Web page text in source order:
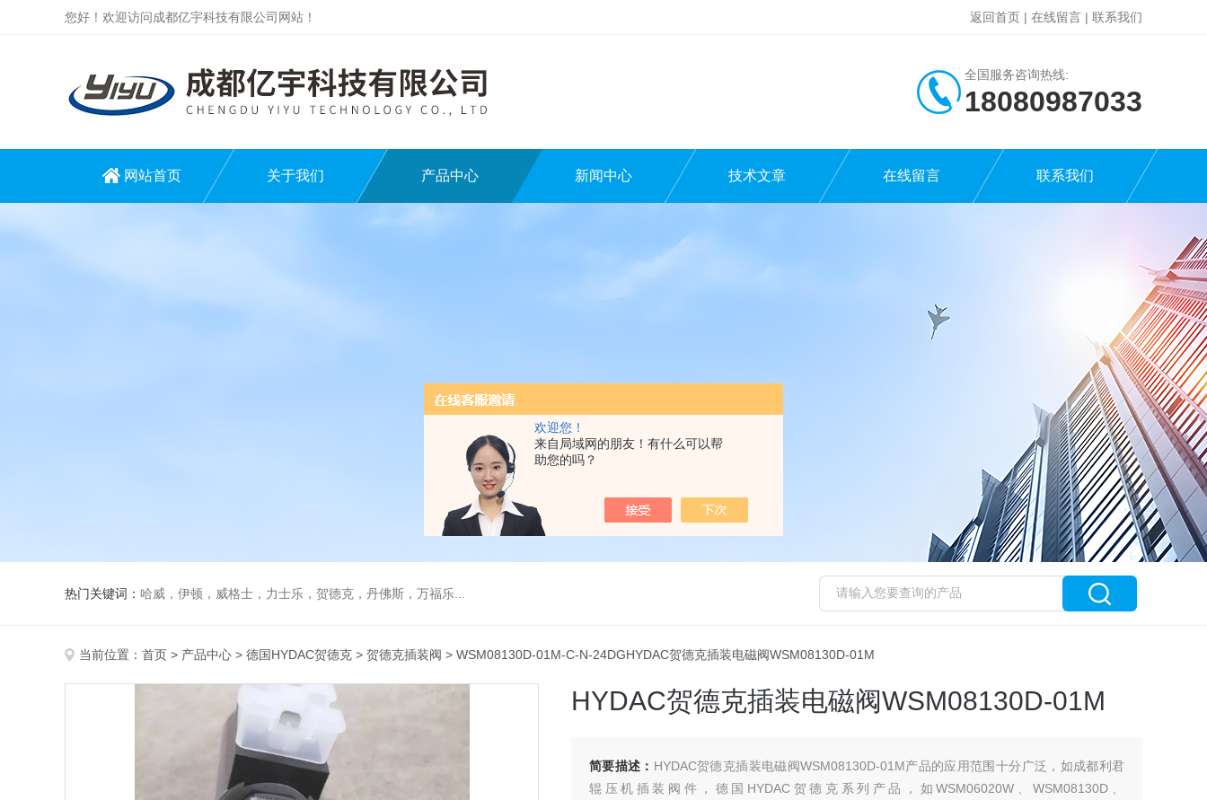
欢迎您！
来自局域网的朋友！有什么可以帮
助您的吗？
您好！欢迎访问成都亿宇科技有限公司网站！ 返回首页 | 在线留言 | 联系我们
全国服务咨询热线:
18080987033
网站首页 关于我们 产品中心 新闻中心 技术文章 在线留言 联系我们
热门关键词： 哈威，伊顿，威格士，力士乐，贺德克，丹佛斯，万福乐...
当前位置： 首页 > 产品中心 > 德国HYDAC贺德克 > 贺德克插装阀 > WSM08130D-01M-C-N-24DGHYDAC贺德克插装电磁阀WSM08130D-01M
HYDAC贺德克插装电磁阀WSM08130D-01M
简要描述： HYDAC贺德克插装电磁阀WSM08130D-01M产品的应用范围十分广泛，如成都利君
辊压机插装阀件，德国HYDAC贺德克系列产品，如WSM06020W、WSM08130D、